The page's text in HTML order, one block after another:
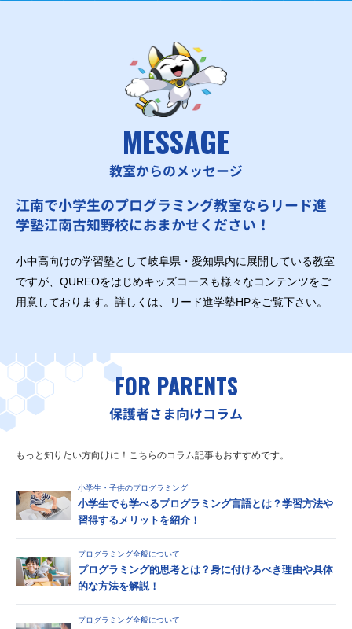
MESSAGE
教室からのメッセージ
江南で小学生のプログラミング教室ならリード進
学塾江南古知野校におまかせください！
小中高向けの学習塾として岐阜県・愛知県内に展開している教室
ですが、QUREOをはじめキッズコースも様々なコンテンツをご
用意しております。詳しくは、リード進学塾HPをご覧下さい。
FOR PARENTS
保護者さま向けコラム
もっと知りたい方向けに！こちらのコラム記事もおすすめです。
小学生・子供のプログラミング
小学生でも学べるプログラミング言語とは？学習方法や
習得するメリットを紹介！
プログラミング全般について
プログラミング的思考とは？身に付けるべき理由や具体
的な方法を解説！
プログラミング全般について